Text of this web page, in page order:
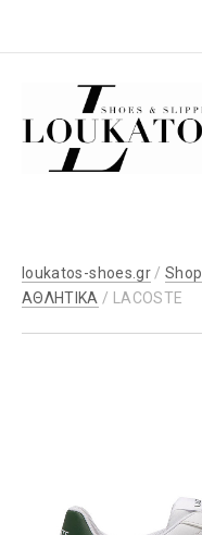
loukatos-
shoes.gr
loukatos-shoes.gr/Shop
ΑΘΛΗΤΙΚΑ / LACOSTE